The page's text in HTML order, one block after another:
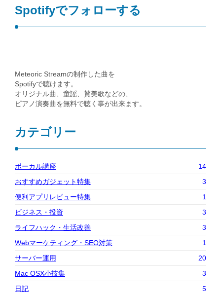
Spotifyでフォローする
Meteoric Streamの制作した曲を
Spotifyで聴けます。
オリジナル曲、童謡、賛美歌などの、
ピアノ演奏曲を無料で聴く事が出来ます。
カテゴリー
ボーカル講座
14
おすすめガジェット特集
3
便利アプリレビュー特集
1
ビジネス・投資
3
ライフハック・生活改善
3
Webマーケティング・SEO対策
1
サーバー運用
20
Mac OSX小技集
3
日記
5